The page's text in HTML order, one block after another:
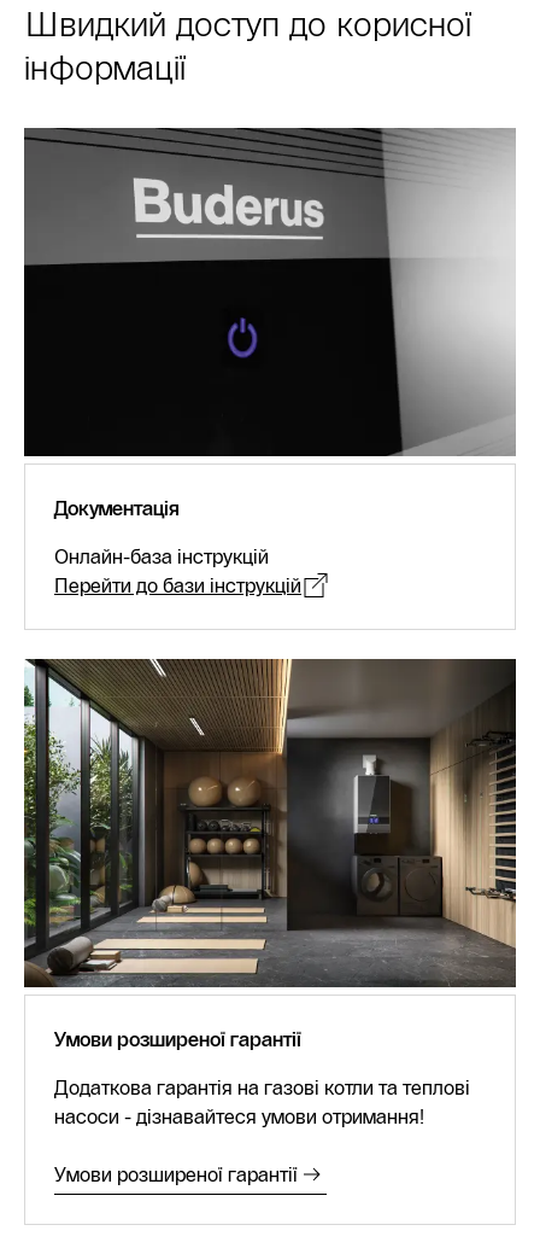
Швидкий доступ до корисної
інформації
Документація
Онлайн-база інструкцій
Перейти до бази інструкцій
Умови розширеної гарантії
Додаткова гарантія на газові котли та теплові
насоси - дізнавайтеся умови отримання!
Умови розширеної гарантії